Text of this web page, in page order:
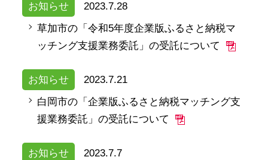
お知らせ
2023.7.28
草加市の「令和5年度企業版ふるさと納税マ
ッチング支援業務委託」の受託について
お知らせ
2023.7.21
白岡市の「企業版ふるさと納税マッチング支
援業務委託」の受託について
お知らせ
2023.7.7